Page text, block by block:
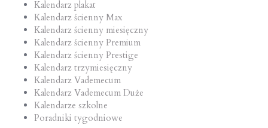
Kalendarz plakat
Kalendarz ścienny Max
Kalendarz ścienny miesięczny
Kalendarz ścienny Premium
Kalendarz ścienny Prestige
Kalendarz trzymiesięczny
Kalendarz Vademecum
Kalendarz Vademecum Duże
Kalendarze szkolne
Poradniki tygodniowe